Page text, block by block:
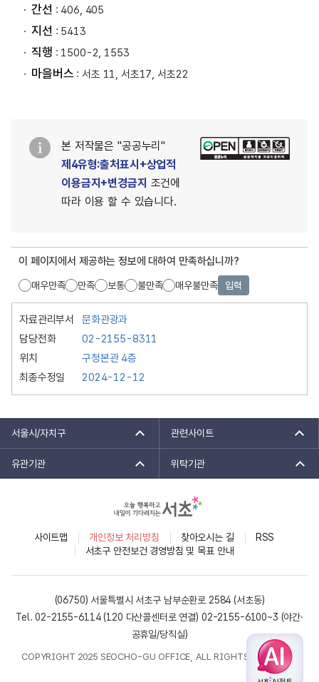
간선 : 406, 405
지선 : 5413
직행 : 1500-2, 1553
마을버스 : 서초 11, 서초17, 서초22
본 저작물은 "공공누리"
제4유형:출처표시+상업적
이용금지+변경금지 조건에
따라 이용 할 수 있습니다.
이 페이지에서 제공하는 정보에 대하여 만족하십니까?
매우만족 만족 보통 불만족 매우불만족 입력
자료관리부서
문화관광과
담당전화
02-2155-8311
위치
구청본관 4층
최종수정일
2024-12-12
서울시/자치구 관련사이트
유관기관 위탁기관
사이트맵 개인정보 처리방침 찾아오시는 길
RSS
서초구 안전보건 경영방침 및 목표 안내
(06750) 서울특별시 서초구 남부순환로 2584 (서초동)
Tel. 02-2155-6114 (120 다산콜센터로 연결) 02-2155-6100~3 (야간·
공휴일/당직실)
COPYRIGHT 2025 SEOCHO-GU OFFICE, ALL RIGHTS RESERVED.